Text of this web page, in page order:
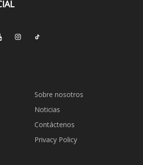
Sobre nosotros
Noticias
Contáctenos
Privacy Policy